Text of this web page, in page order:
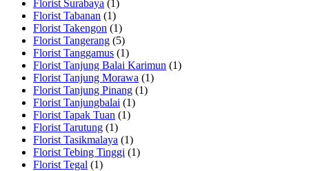
Florist Surabaya (1)
Florist Tabanan (1)
Florist Takengon (1)
Florist Tangerang (5)
Florist Tanggamus (1)
Florist Tanjung Balai Karimun (1)
Florist Tanjung Morawa (1)
Florist Tanjung Pinang (1)
Florist Tanjungbalai (1)
Florist Tapak Tuan (1)
Florist Tarutung (1)
Florist Tasikmalaya (1)
Florist Tebing Tinggi (1)
Florist Tegal (1)